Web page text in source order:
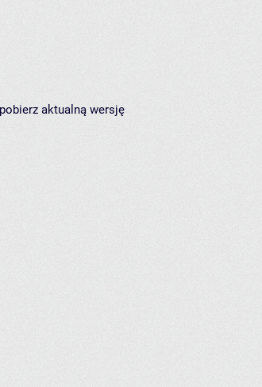
aktualną wersję